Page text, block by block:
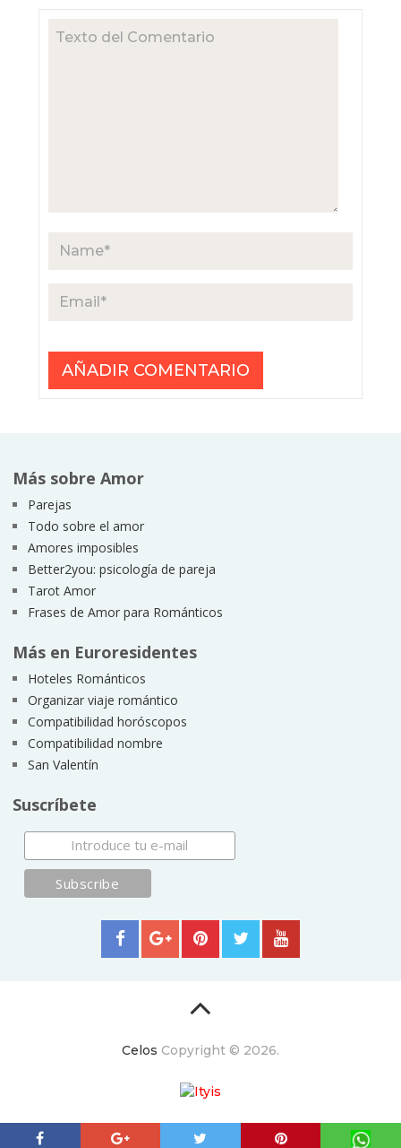
Más sobre Amor
Parejas
Todo sobre el amor
Amores imposibles
Better2you: psicología de pareja
Tarot Amor
Frases de Amor para Románticos
Más en Euroresidentes
Hoteles Románticos
Organizar viaje romántico
Compatibilidad horóscopos
Compatibilidad nombre
San Valentín
Suscríbete
Celos Copyright © 2026.
ItyIs Siglo XXI|Euroresidentes
Principios generales